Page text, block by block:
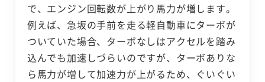
で、エンジン回転数が上がり馬力が増します。
例えば、急坂の手前を走る軽自動車にターボが
ついていた場合、ターボなしはアクセルを踏み
込んでも加速しづらいのですが、ターボありな
ら馬力が増して加速力が上がるため、ぐいぐい